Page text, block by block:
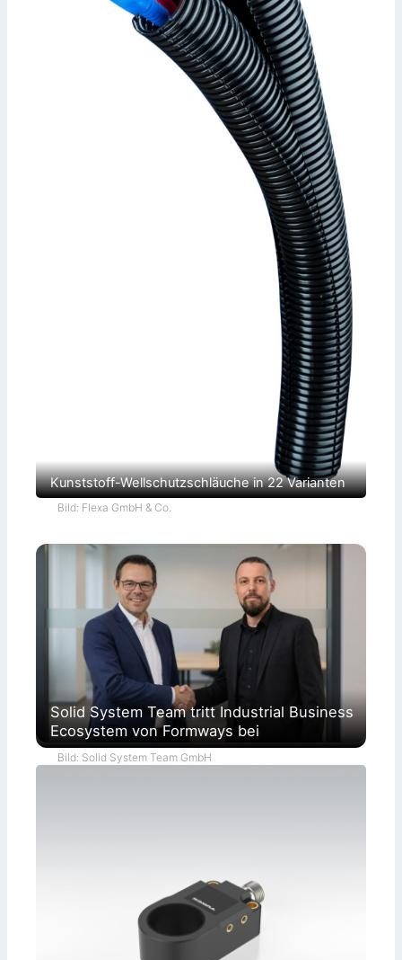
Kunststoff-Wellschutzschläuche in 22 Varianten
Bild: Flexa GmbH & Co.
Solid System Team tritt Industrial Business
Ecosystem von Formways bei
Bild: Solid System Team GmbH